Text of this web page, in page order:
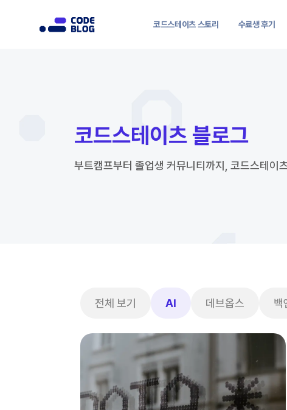
코드스테이츠 스토리 수료생 후기
코드스테이츠 블로그
부트캠프부터 졸업생 커뮤니티까지, 코드스테이
전체 보기 AI 데브옵스 백